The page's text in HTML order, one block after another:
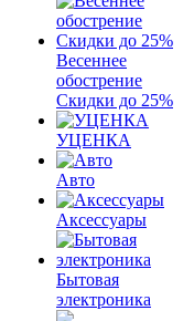
Весеннее
обострение
Скидки до 25%
УЦЕНКА
Авто
Аксессуары
Бытовая
электроника